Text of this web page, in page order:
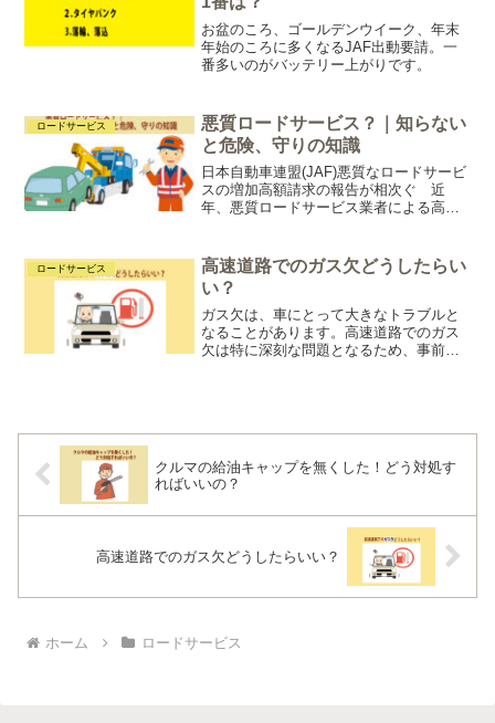
お盆のころ、ゴールデンウイーク、年末
年始のころに多くなるJAF出動要請。一
番多いのがバッテリー上がりです。
ロードサービス
悪質ロードサービス？｜知らない
と危険、守りの知識
日本自動車連盟(JAF)悪質なロードサービ
スの増加高額請求の報告が相次ぐ 近
年、悪質ロードサービス業者による高額
業者に連絡すると、安心する間もなく、
法外な料金を請求され...
ロードサービス
高速道路でのガス欠どうしたらい
い？
ガス欠は、車にとって大きなトラブルと
なることがあります。高速道路でのガス
欠は特に深刻な問題となるため、事前の
クルマの給油キャップを無くした！どう対処す
ればいいの？
高速道路でのガス欠どうしたらいい？
ホーム ロードサービス